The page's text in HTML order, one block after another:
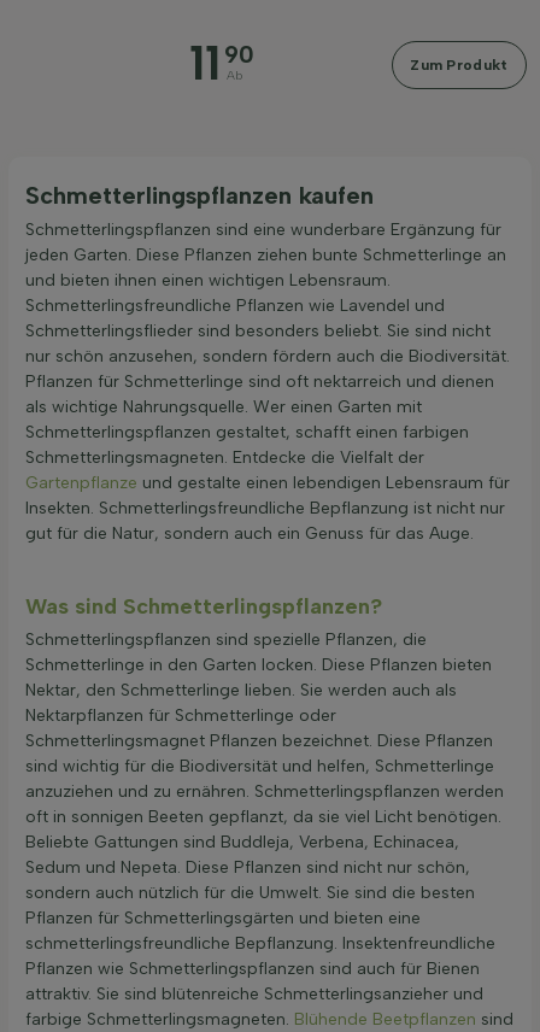
11 90
Ab
Zum Produkt
Schmetterlingspflanzen kaufen
Schmetterlingspflanzen sind eine wunderbare Ergänzung für
jeden Garten. Diese Pflanzen ziehen bunte Schmetterlinge an
und bieten ihnen einen wichtigen Lebensraum.
Schmetterlingsfreundliche Pflanzen wie Lavendel und
Schmetterlingsflieder sind besonders beliebt. Sie sind nicht
nur schön anzusehen, sondern fördern auch die Biodiversität.
Pflanzen für Schmetterlinge sind oft nektarreich und dienen
als wichtige Nahrungsquelle. Wer einen Garten mit
Schmetterlingspflanzen gestaltet, schafft einen farbigen
Schmetterlingsmagneten. Entdecke die Vielfalt der
Gartenpflanze und gestalte einen lebendigen Lebensraum für
Insekten. Schmetterlingsfreundliche Bepflanzung ist nicht nur
gut für die Natur, sondern auch ein Genuss für das Auge.
Was sind Schmetterlingspflanzen?
Schmetterlingspflanzen sind spezielle Pflanzen, die
Schmetterlinge in den Garten locken. Diese Pflanzen bieten
Nektar, den Schmetterlinge lieben. Sie werden auch als
Nektarpflanzen für Schmetterlinge oder
Schmetterlingsmagnet Pflanzen bezeichnet. Diese Pflanzen
sind wichtig für die Biodiversität und helfen, Schmetterlinge
anzuziehen und zu ernähren. Schmetterlingspflanzen werden
oft in sonnigen Beeten gepflanzt, da sie viel Licht benötigen.
Beliebte Gattungen sind Buddleja, Verbena, Echinacea,
Sedum und Nepeta. Diese Pflanzen sind nicht nur schön,
sondern auch nützlich für die Umwelt. Sie sind die besten
Pflanzen für Schmetterlingsgärten und bieten eine
schmetterlingsfreundliche Bepflanzung. Insektenfreundliche
Pflanzen wie Schmetterlingspflanzen sind auch für Bienen
attraktiv. Sie sind blütenreiche Schmetterlingsanzieher und
farbige Schmetterlingsmagneten. Blühende Beetpflanzen sind